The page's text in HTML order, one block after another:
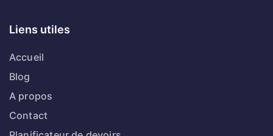
Liens utiles
Accueil
Blog
A propos
Contact